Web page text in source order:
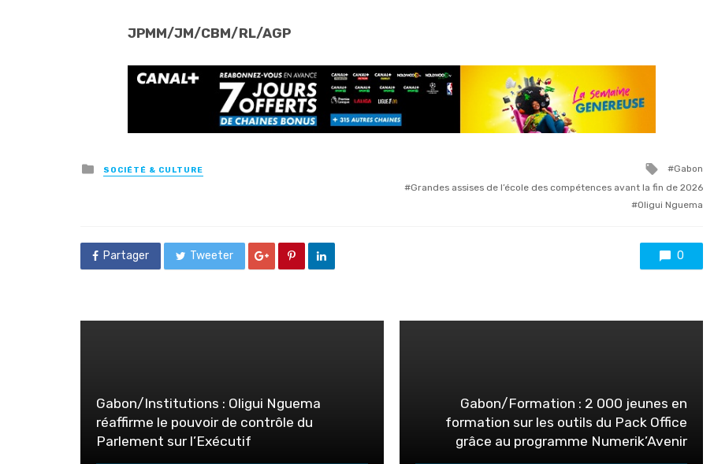
JPMM/JM/CBM/RL/AGP
Posted
in
SOCIÉTÉ & CULTURE
Tagged
with
Gabon
Grandes assises de l’école des compétences avant la fin de 2026
Oligui Nguema
Partager Tweeter 0
Gabon/Institutions : Oligui Nguema
réaffirme le pouvoir de contrôle du
Parlement sur l’Exécutif
Gabon/Formation : 2 000 jeunes en
formation sur les outils du Pack Office
grâce au programme Numerik’Avenir